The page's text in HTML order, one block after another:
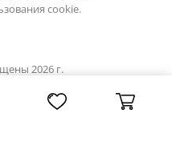
cookie.
2026 г.